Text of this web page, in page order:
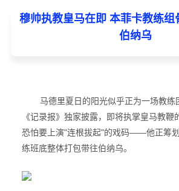
穆帅执教皇马在即 本菲卡教练组
伯纳乌
马德里夏日的阳光似乎正为一场教练
《记录报》独家披露，即将执掌皇马教鞭
恐怕要上演"连根拔起"的戏码——他正筹
练班底整体打包带往伯纳乌。